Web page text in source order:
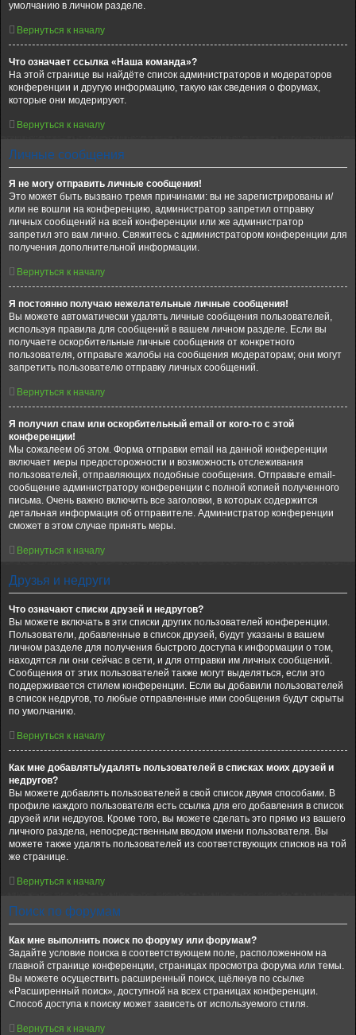
умолчанию в личном разделе.
Вернуться к началу
Что означает ссылка «Наша команда»?
На этой странице вы найдёте список администраторов и модераторов
конференции и другую информацию, такую как сведения о форумах,
которые они модерируют.
Вернуться к началу
Личные сообщения
Я не могу отправить личные сообщения!
Это может быть вызвано тремя причинами: вы не зарегистрированы и/
или не вошли на конференцию, администратор запретил отправку
личных сообщений на всей конференции или же администратор
запретил это вам лично. Свяжитесь с администратором конференции для
получения дополнительной информации.
Вернуться к началу
Я постоянно получаю нежелательные личные сообщения!
Вы можете автоматически удалять личные сообщения пользователей,
используя правила для сообщений в вашем личном разделе. Если вы
получаете оскорбительные личные сообщения от конкретного
пользователя, отправьте жалобы на сообщения модераторам; они могут
запретить пользователю отправку личных сообщений.
Вернуться к началу
Я получил спам или оскорбительный email от кого-то с этой
конференции!
Мы сожалеем об этом. Форма отправки email на данной конференции
включает меры предосторожности и возможность отслеживания
пользователей, отправляющих подобные сообщения. Отправьте email-
сообщение администратору конференции с полной копией полученного
письма. Очень важно включить все заголовки, в которых содержится
детальная информация об отправителе. Администратор конференции
сможет в этом случае принять меры.
Вернуться к началу
Друзья и недруги
Что означают списки друзей и недругов?
Вы можете включать в эти списки других пользователей конференции.
Пользователи, добавленные в список друзей, будут указаны в вашем
личном разделе для получения быстрого доступа к информации о том,
находятся ли они сейчас в сети, и для отправки им личных сообщений.
Сообщения от этих пользователей также могут выделяться, если это
поддерживается стилем конференции. Если вы добавили пользователей
в список недругов, то любые отправленные ими сообщения будут скрыты
по умолчанию.
Вернуться к началу
Как мне добавлять/удалять пользователей в списках моих друзей и
недругов?
Вы можете добавлять пользователей в свой список двумя способами. В
профиле каждого пользователя есть ссылка для его добавления в список
друзей или недругов. Кроме того, вы можете сделать это прямо из вашего
личного раздела, непосредственным вводом имени пользователя. Вы
можете также удалять пользователей из соответствующих списков на той
же странице.
Вернуться к началу
Поиск по форумам
Как мне выполнить поиск по форуму или форумам?
Задайте условие поиска в соответствующем поле, расположенном на
главной странице конференции, страницах просмотра форума или темы.
Вы можете осуществить расширенный поиск, щёлкнув по ссылке
«Расширенный поиск», доступной на всех страницах конференции.
Способ доступа к поиску может зависеть от используемого стиля.
Вернуться к началу